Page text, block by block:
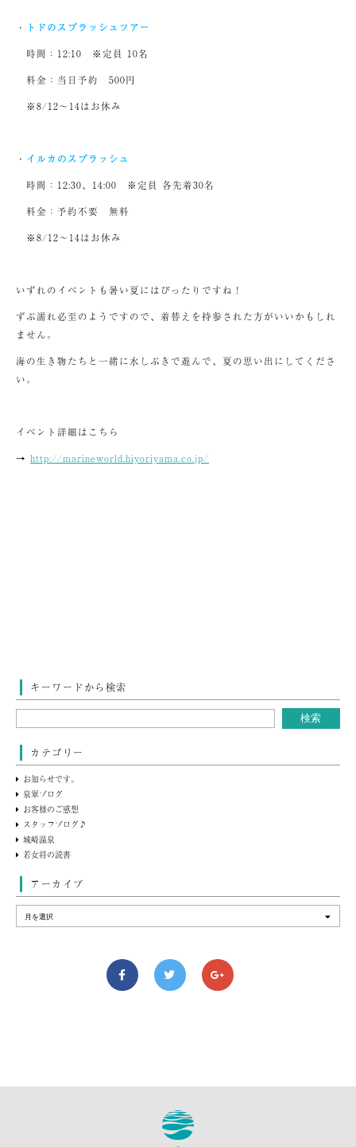
・ トドのスプラッシュツアー
時間：12:10 ※定員 10名
料金：当日予約 500円
※8/12〜14はお休み
・ イルカのスプラッシュ
時間：12:30、14:00 ※定員 各先着30名
料金：予約不要 無料
※8/12〜14はお休み
いずれのイベントも暑い夏にはぴったりですね！
ずぶ濡れ必至のようですので、着替えを持参された方がいいかもしれ
ません。
海の生き物たちと一緒に水しぶきで遊んで、夏の思い出にしてくださ
い。
イベント詳細はこちら
→ http://marineworld.hiyoriyama.co.jp/
キーワードから検索
カテゴリー
お知らせです。
泉翠ブログ
お客様のご感想
スタッフブログ♪
城崎温泉
若女将の読書
アーカイブ